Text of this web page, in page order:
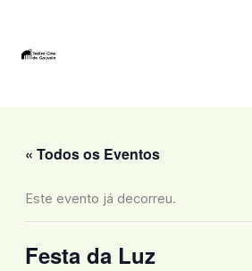
content
« Todos os Eventos
Este evento já decorreu.
Festa da Luz